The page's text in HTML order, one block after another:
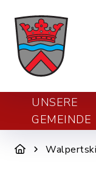
UNSERE
GEMEINDE